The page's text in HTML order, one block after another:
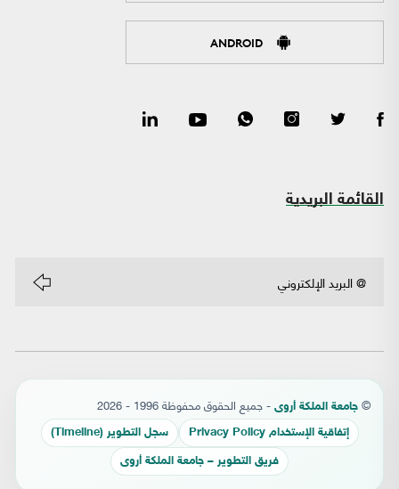
ANDROID
القائمة البريدية
© جامعة الملكة أروى - جميع الحقوق محفوظة 1996 - 2026
إتفاقية الإستخدام Privacy Policy سجل التطوير (Timeline)
فريق التطوير – جامعة الملكة أروى